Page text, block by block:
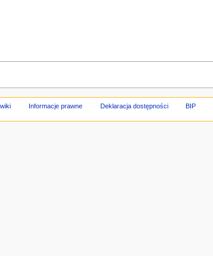
Informacje prawne Deklaracja dostępności BIP